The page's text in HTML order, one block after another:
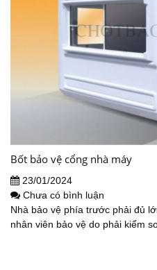
Bốt bảo vệ cổng nhà máy
23/01/2024
Chưa có bình luận
Nhà bảo vệ phía trước phải đủ
nhân viên bảo vệ do phải kiểm